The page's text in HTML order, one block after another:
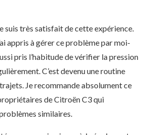
suis très satisfait de cette expérience.
appris à gérer ce problème par moi-
pris l’habitude de vérifier la pression
C’est devenu une routine
Je recommande absolument ce
de Citroën C3 qui
similaires.